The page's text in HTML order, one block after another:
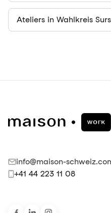
Ateliers in Wahlkreis
info@maison-
+41 44 223 11 08